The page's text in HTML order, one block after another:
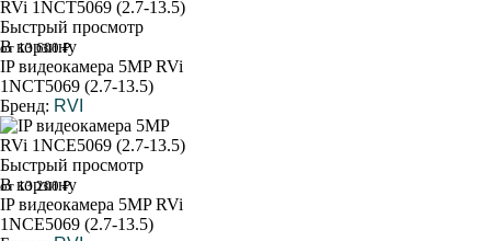
Быстрый просмотр
В корзину
от 13 600 ₽
IP видеокамера 5MP RVi
1NCT5069 (2.7-13.5)
Бренд: RVI
Быстрый просмотр
В корзину
от 13 200 ₽
IP видеокамера 5MP RVi
1NCE5069 (2.7-13.5)